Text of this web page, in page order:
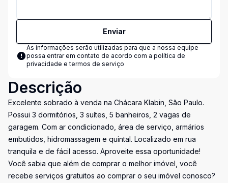
Enviar
As informações serão utilizadas para que a nossa equipe
possa entrar em contato de acordo com a política de
privacidade e termos de serviço
Descrição
Excelente sobrado à venda na Chácara Klabin, São Paulo.
Possui 3 dormitórios, 3 suítes, 5 banheiros, 2 vagas de
garagem. Com ar condicionado, área de serviço, armários
embutidos, hidromassagem e quintal. Localizado em rua
tranquila e de fácil acesso. Aproveite essa oportunidade!
Você sabia que além de comprar o melhor imóvel, você
recebe serviços gratuitos ao comprar o seu imóvel conosco?